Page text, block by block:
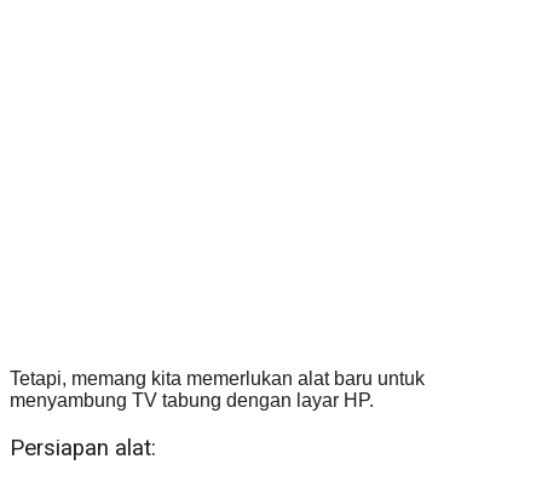
Tetapi, memang kita memerlukan alat baru untuk
menyambung TV tabung dengan layar HP.
Persiapan alat: